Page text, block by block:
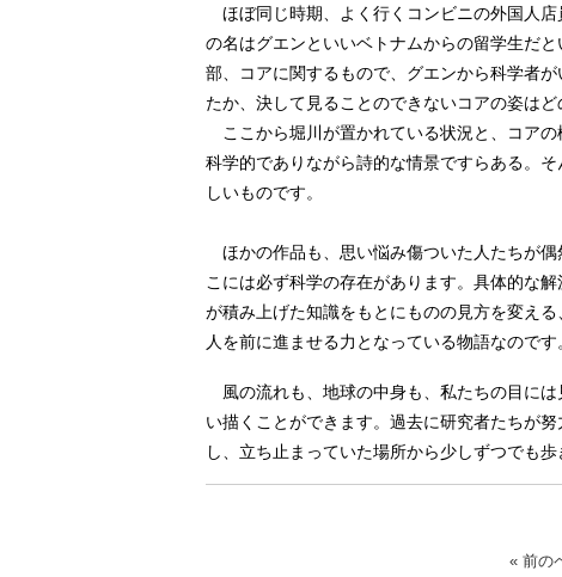
ほぼ同じ時期、よく行くコンビニの外国人
の名はグエンといいベトナムからの留学生だ
部、コアに関するもので、グエンから科学者
たか、決して見ることのできないコアの姿は
ここから堀川が置かれている状況と、コアの
科学的でありながら詩的な情景ですらある。
しいものです。
ほかの作品も、思い悩み傷ついた人たちが
こには必ず科学の存在があります。具体的な
が積み上げた知識をもとにものの見方を変え
人を前に進ませる力となっている物語なのです
風の流れも、地球の中身も、私たちの目に
い描くことができます。過去に研究者たちが
し、立ち止まっていた場所から少しずつでも歩
« 前の